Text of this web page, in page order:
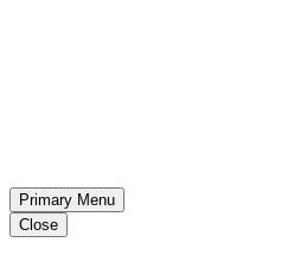
Primary Menu
Close